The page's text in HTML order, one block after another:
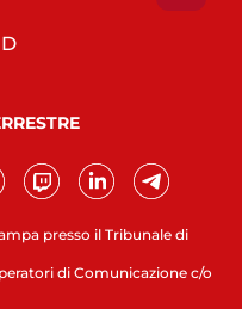
presso il Tribunale di
di Comunicazione c/o